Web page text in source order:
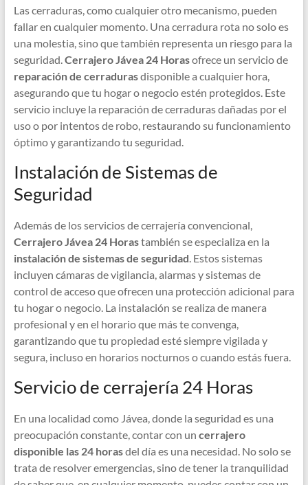
Las cerraduras, como cualquier otro mecanismo, pueden
fallar en cualquier momento. Una cerradura rota no solo es
una molestia, sino que también representa un riesgo para la
seguridad.Cerrajero Jávea 24 Horasofrece un servicio de
reparación de cerradurasdisponible a cualquier hora,
asegurando que tu hogar o negocio estén protegidos. Este
servicio incluye la reparación de cerraduras dañadas por el
uso o por intentos de robo, restaurando su funcionamiento
óptimo y garantizando tu seguridad.
Instalación de Sistemas de
Seguridad
Además de los servicios de cerrajería convencional,
Cerrajero Jávea 24 Horastambién se especializa en la
instalación de sistemas de seguridad. Estos sistemas
incluyen cámaras de vigilancia, alarmas y sistemas de
control de acceso que ofrecen una protección adicional para
tu hogar o negocio. La instalación se realiza de manera
profesional y en el horario que más te convenga,
garantizando que tu propiedad esté siempre vigilada y
segura, incluso en horarios nocturnos o cuando estás fuera.
Servicio de cerrajería 24 Horas
En una localidad como Jávea, donde la seguridad es una
preocupación constante, contar con un cerrajero
disponible las 24 horasdel día es una necesidad. No solo se
trata de resolver emergencias, sino de tener la tranquilidad